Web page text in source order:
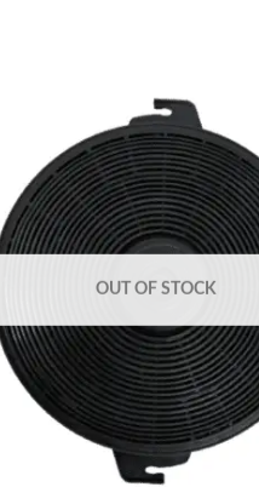
OUT OF STOCK